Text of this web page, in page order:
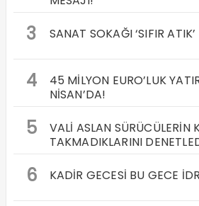
3 SANAT SOKAĞI ‘SIFIR
4
45 MİLYON EURO’LUK
NİSAN’DA!
5
VALİ ASLAN SÜRÜCÜLERİN
TAKMADIKLARINI
6 KADİR GECESİ BU GECE